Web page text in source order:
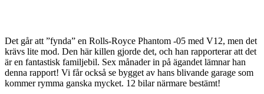
Det går att ”fynda” en Rolls-Royce Phantom -05 med V12, men det
krävs lite mod. Den här killen gjorde det, och han rapporterar att det
är en fantastisk familjebil. Sex månader in på ägandet lämnar han
denna rapport! Vi får också se bygget av hans blivande garage som
kommer rymma ganska mycket. 12 bilar närmare bestämt!